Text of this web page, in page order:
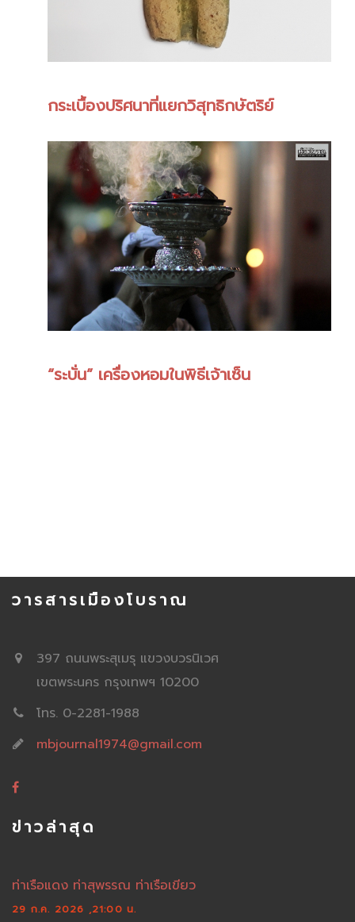
กระเบื้องปริศนาที่แยกวิสุทธิกษัตริย์
“ระบั่น” เครื่องหอมในพิธีเจ้าเซ็น
วารสารเมืองโบราณ
397 ถนนพระสุเมรุ แขวงบวรนิเวศ
เขตพระนคร กรุงเทพฯ 10200
โทร. 0-2281-1988
mbjournal1974@gmail.com
ข่าวล่าสุด
ท่าเรือแดง ท่าสุพรรณ ท่าเรือเขียว
29 ก.ค. 2026 ,21:00 น.